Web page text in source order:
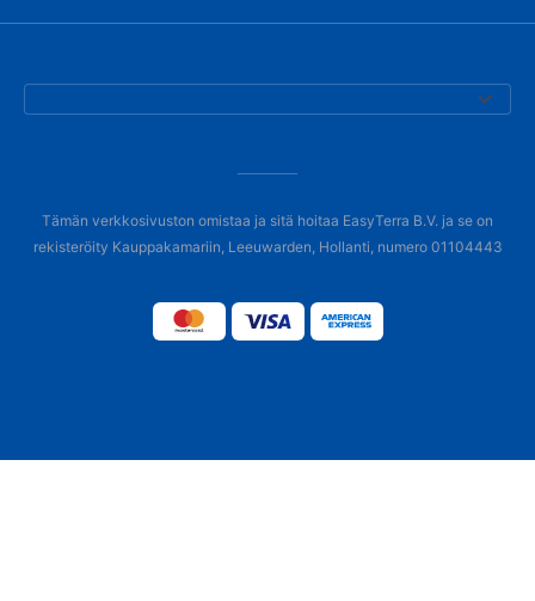
Tämän verkkosivuston omistaa ja sitä hoitaa EasyTerra B.V. ja se on
rekisteröity Kauppakamariin, Leeuwarden, Hollanti, numero 01104443